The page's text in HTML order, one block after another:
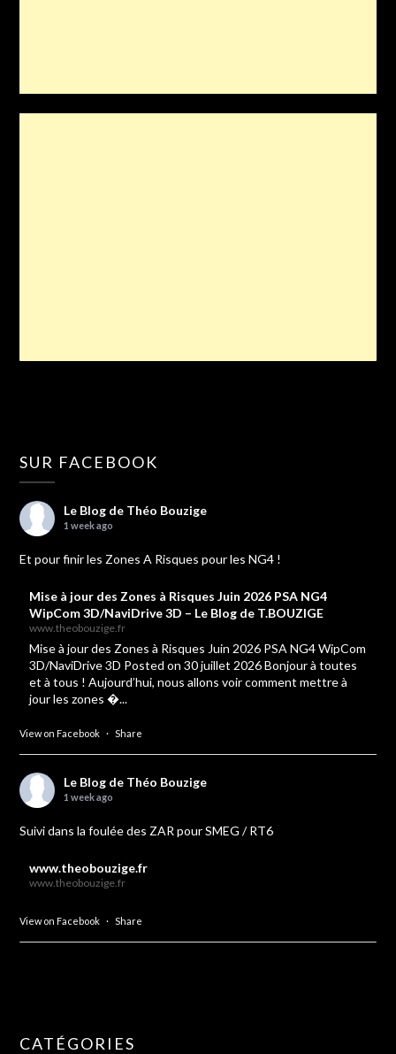
SUR FACEBOOK
Le Blog de Théo Bouzige
1 week ago
Et pour finir les Zones A Risques pour les NG4 !
Mise à jour des Zones à Risques Juin 2026 PSA NG4
WipCom 3D/NaviDrive 3D – Le Blog de T.BOUZIGE
www.theobouzige.fr
Mise à jour des Zones à Risques Juin 2026 PSA NG4 WipCom
3D/NaviDrive 3D Posted on 30 juillet 2026 Bonjour à toutes
et à tous ! Aujourd’hui, nous allons voir comment mettre à
jour les zones �...
View on Facebook · Share
Le Blog de Théo Bouzige
1 week ago
Suivi dans la foulée des ZAR pour SMEG / RT6
www.theobouzige.fr
www.theobouzige.fr
View on Facebook · Share
CATÉGORIES